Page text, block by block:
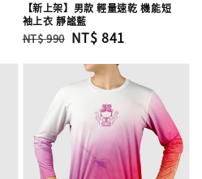
【新上架】男款 輕量速乾 機能短
袖上衣 靜謐藍
Regular
NT$ 990 Sale
NT$ 841